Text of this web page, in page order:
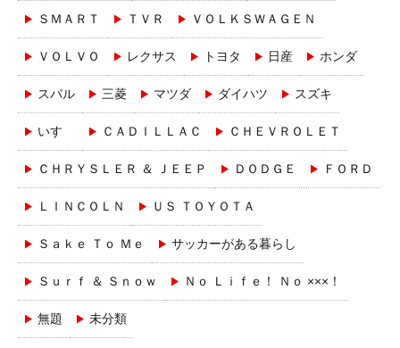
ＳＭＡＲＴ ＴＶＲ ＶＯＬＫＳＷＡＧＥＮ
ＶＯＬＶＯ レクサス トヨタ 日産 ホンダ
スバル 三菱 マツダ ダイハツ スズキ
いすゞ ＣＡＤＩＬＬＡＣ ＣＨＥＶＲＯＬＥＴ
ＣＨＲＹＳＬＥＲ ＆ ＪＥＥＰ ＤＯＤＧＥ ＦＯＲＤ
ＬＩＮＣＯＬＮ ＵＳ ＴＯＹＯＴＡ
Ｓａｋｅ Ｔｏ Ｍｅ サッカーがある暮らし
Ｓｕｒｆ ＆ Ｓｎｏｗ Ｎｏ Ｌｉｆｅ！ Ｎｏ ×××！
無題 未分類